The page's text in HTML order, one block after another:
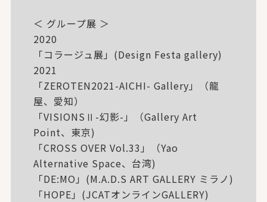
＜ グループ展 ＞
2020
「コラージュ展」(Design Festa gallery)
2021
「ZEROTEN2021-AICHI- Gallery」（龍
屋、愛知）
「VISIONSⅡ-幻影-」（Gallery Art
Point、東京)
「CROSS OVER Vol.33」（Yao
Alternative Space、台湾)
「DE:MO」(M.A.D.S ART GALLERY ミラノ)
「HOPE」(JCATオンラインGALLERY)